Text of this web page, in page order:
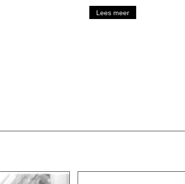
Lees meer